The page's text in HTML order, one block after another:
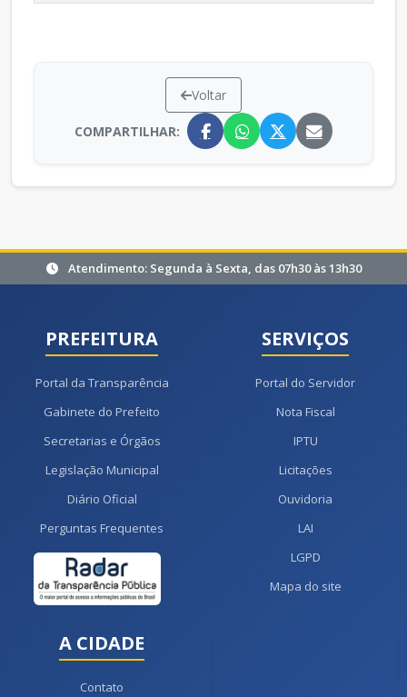
Voltar
COMPARTILHAR:
Atendimento: Segunda à Sexta, das 07h30 às 13h30
PREFEITURA
Portal da Transparência
Gabinete do Prefeito
Secretarias e Órgãos
Legislação Municipal
Diário Oficial
Perguntas Frequentes
SERVIÇOS
Portal do Servidor
Nota Fiscal
IPTU
Licitações
Ouvidoria
LAI
LGPD
Mapa do site
A CIDADE
Contato